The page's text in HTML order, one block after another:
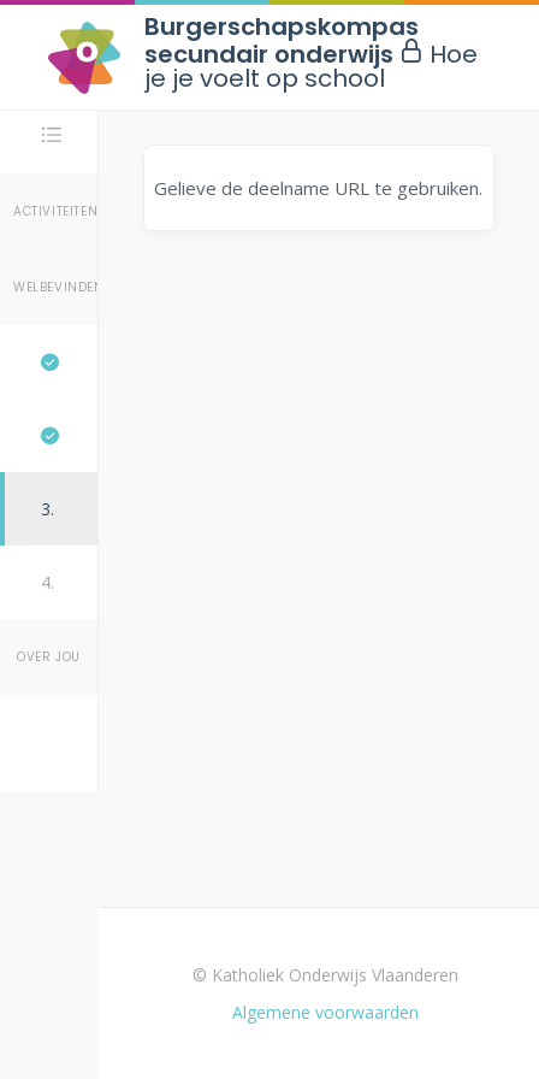
ACTIVITEITEN
WELBEVINDEN
3.
4.
OVER JOU
Gelieve de deelname URL te gebruiken.
© Katholiek Onderwijs Vlaanderen
Algemene voorwaarden
Burgerschapskompas
secundair onderwijs
Hoe
je je voelt op school